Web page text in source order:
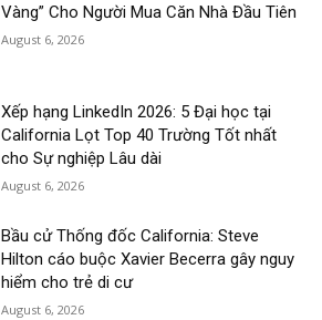
Vàng” Cho Người Mua Căn Nhà Đầu Tiên
August 6, 2026
Xếp hạng LinkedIn 2026: 5 Đại học tại
California Lọt Top 40 Trường Tốt nhất
cho Sự nghiệp Lâu dài
August 6, 2026
Bầu cử Thống đốc California: Steve
Hilton cáo buộc Xavier Becerra gây nguy
hiểm cho trẻ di cư
August 6, 2026